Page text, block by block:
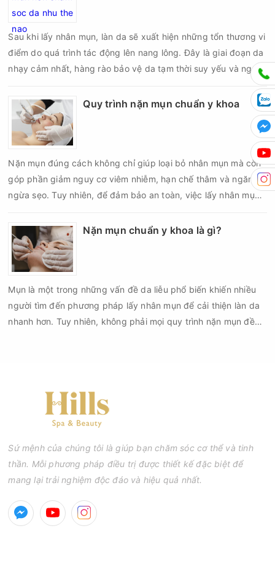
Sau khi lấy nhân mụn, làn da sẽ xuất hiện những tổn thương vi
điểm do quá trình tác động lên nang lông. Đây là giai đoạn da
nhạy cảm nhất, hàng rào bảo vệ da tạm thời suy yếu và nguy
cơ viêm nhiễm, thâm sau mụn hoặc hình thành sẹo sẽ tăng lên
nếu chăm sóc không đúng cách. Chính vì vậy, việc chăm sóc
da sau nặn mụn không chỉ giúp vùng da hồi phục nhanh hơn
mà còn góp phần giảm nguy cơ tái phát mụn và hạn chế các
biến chứng về sau.
Quy trình nặn mụn chuẩn y khoa
Nặn mụn đúng cách không chỉ giúp loại bỏ nhân mụn mà còn
góp phần giảm nguy cơ viêm nhiễm, hạn chế thâm và ngăn
ngừa sẹo. Tuy nhiên, để đảm bảo an toàn, việc lấy nhân mụn
đủ các bước vô khuẩn và chăm sóc sau điều trị.
Nặn mụn chuẩn y khoa là gì?
Mụn là một trong những vấn đề da liễu phổ biến khiến nhiều
người tìm đến phương pháp lấy nhân mụn để cải thiện làn da
nhanh hơn. Tuy nhiên, không phải mọi quy trình nặn mụn đều
đạt tiêu chuẩn cần đáp ứng những yêu cầu nào?
Sứ mệnh của chúng tôi là giúp bạn chăm sóc cơ thể và tinh
thần. Mỗi phương pháp điều trị được thiết kế đặc biệt để
mang lại trải nghiệm độc đáo và hiệu quả nhất.